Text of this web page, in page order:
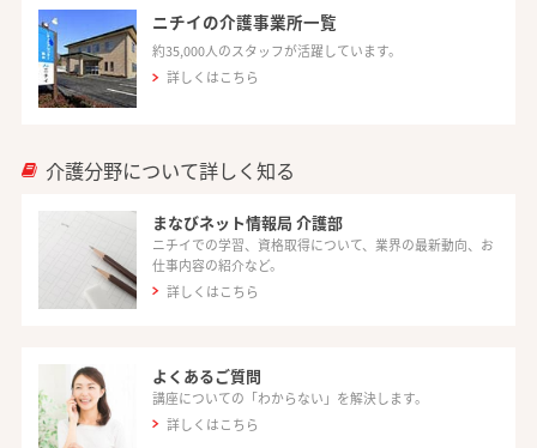
ニチイの介護事業所一覧
約35,000人のスタッフが活躍しています。
詳しくはこちら
介護分野について詳しく知る
まなびネット情報局 介護部
ニチイでの学習、資格取得について、業界の最新動向、お
仕事内容の紹介など。
詳しくはこちら
よくあるご質問
講座についての「わからない」を解決します。
詳しくはこちら